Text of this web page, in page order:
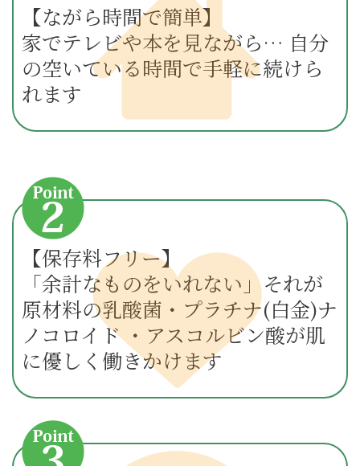
【ながら時間で簡単】
家でテレビや本を見ながら… 自分
の空いている時間で手軽に続けら
れます
【保存料フリー】
「余計なものをいれない」それが
原材料の乳酸菌・プラチナ(白金)ナ
ノコロイド ・アスコルビン酸が肌
に優しく働きかけます